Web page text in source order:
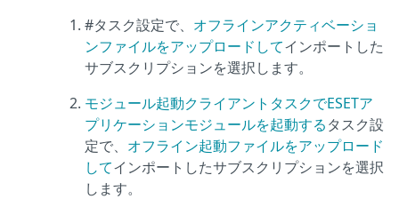
#タスク設定で、 オフラインアクティベーショ
ンファイルをアップロードしてインポートした
サブスクリプションを選択します。
モジュール起動クライアントタスクでESETア
プリケーションモジュールを起動するタスク設
定で、 オフライン起動ファイルをアップロード
してインポートしたサブスクリプションを選択
します。